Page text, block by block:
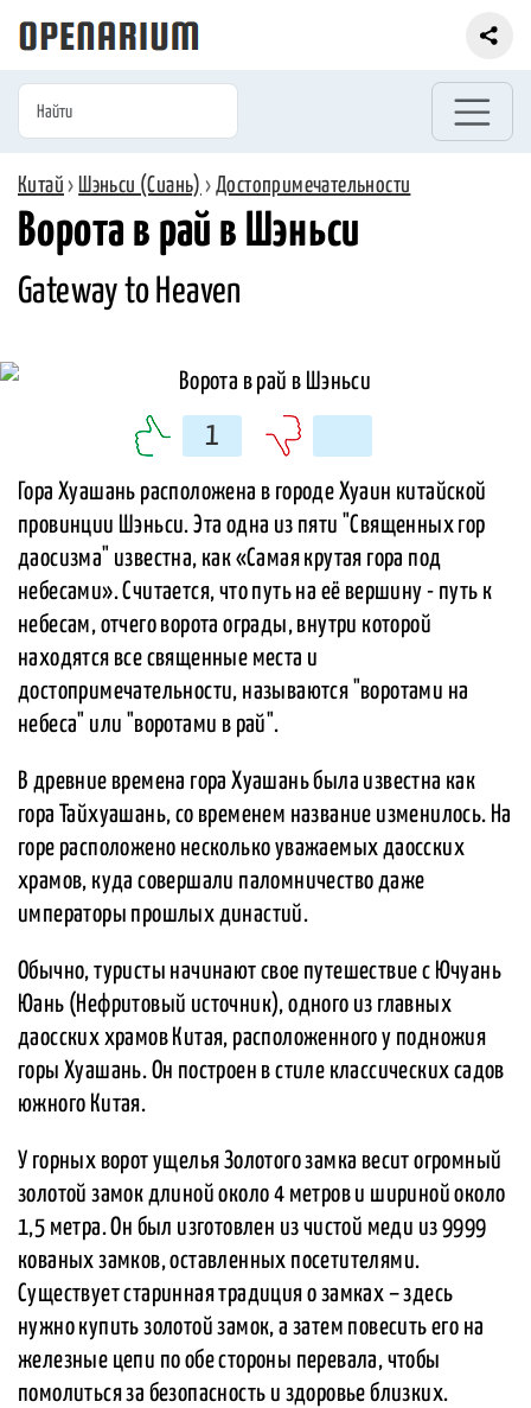
Китай › Шэньси (Сиань) ›Достопримечательности
Ворота в рай в Шэньси
Gateway to Heaven
1
Гора Хуашань расположена в городе Хуаин китайской
провинции Шэньси. Эта одна из пяти "Священных гор
даосизма" известна, как «Самая крутая гора под
небесами». Считается, что путь на её вершину - путь к
небесам, отчего ворота ограды, внутри которой
находятся все священные места и
достопримечательности, называются "воротами на
небеса" или "воротами в рай".
В древние времена гора Хуашань была известна как
гора Тайхуашань, со временем название изменилось. На
горе расположено несколько уважаемых даосских
храмов, куда совершали паломничество даже
императоры прошлых династий.
Обычно, туристы начинают свое путешествие с Ючуань
Юань (Нефритовый источник), одного из главных
даосских храмов Китая, расположенного у подножия
горы Хуашань. Он построен в стиле классических садов
южного Китая.
У горных ворот ущелья Золотого замка весит огромный
золотой замок длиной около 4 метров и шириной около
1,5 метра. Он был изготовлен из чистой меди из 9999
кованых замков, оставленных посетителями.
Существует старинная традиция о замках – здесь
нужно купить золотой замок, а затем повесить его на
железные цепи по обе стороны перевала, чтобы
помолиться за безопасность и здоровье близких.